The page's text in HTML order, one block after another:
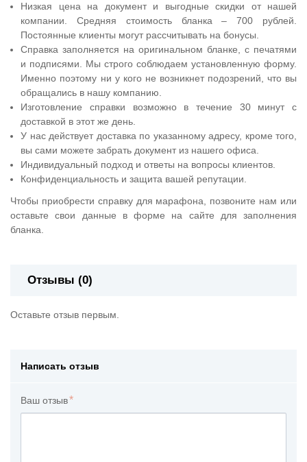
Низкая цена на документ и выгодные скидки от нашей
компании. Средняя стоимость бланка – 700 рублей.
Постоянные клиенты могут рассчитывать на бонусы.
Справка заполняется на оригинальном бланке, с печатями
и подписями. Мы строго соблюдаем установленную форму.
Именно поэтому ни у кого не возникнет подозрений, что вы
обращались в нашу компанию.
Изготовление справки возможно в течение 30 минут с
доставкой в этот же день.
У нас действует доставка по указанному адресу, кроме того,
вы сами можете забрать документ из нашего офиса.
Индивидуальный подход и ответы на вопросы клиентов.
Конфиденциальность и защита вашей репутации.
Чтобы приобрести справку для марафона, позвоните нам или
оставьте свои данные в форме на сайте для заполнения
бланка.
Отзывы (0)
Оставьте отзыв первым.
Написать отзыв
Ваш отзыв